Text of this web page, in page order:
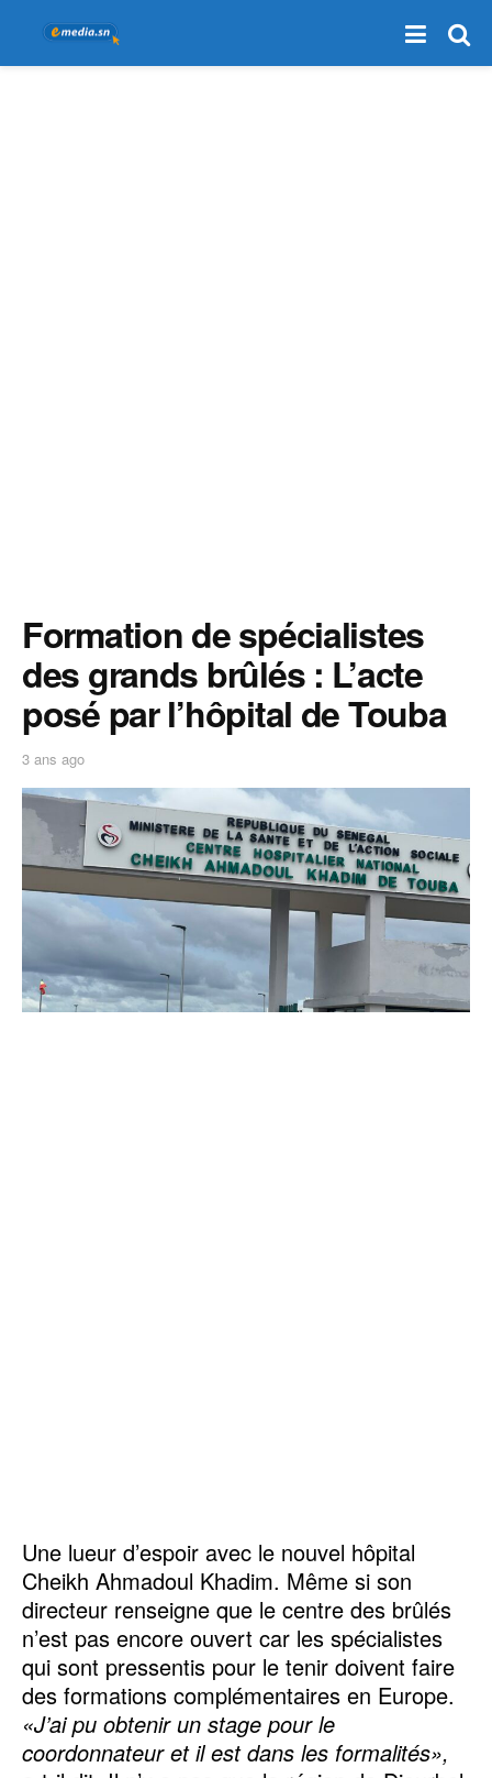
Formation de spécialistes
des grands brûlés : L’acte
posé par l’hôpital de Touba
3 ans ago
Une lueur d’espoir avec le nouvel hôpital
Cheikh Ahmadoul Khadim. Même si son
directeur renseigne que le centre des brûlés
n’est pas encore ouvert car les spécialistes
qui sont pressentis pour le tenir doivent faire
des formations complémentaires en Europe.
«J’ai pu obtenir un stage pour le
coordonnateur et il est dans les formalités»,